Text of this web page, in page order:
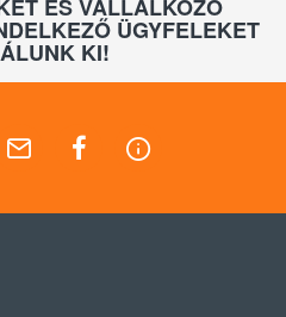
ÉS VÁLLALKOZÓ
ÜGYFELEKET
KI!